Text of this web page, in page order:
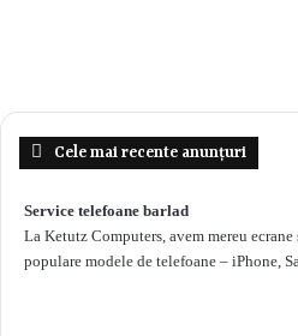
Cele mai recente anunțuri
Service telefoane barlad
La Ketutz Computers, avem mereu
populare modele de telefoane – iPhone,